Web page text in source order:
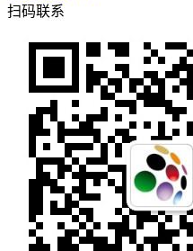
扫码联系